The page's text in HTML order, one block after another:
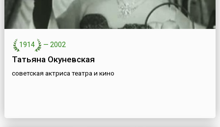
1914 — 2002
Татьяна Окуневская
советская актриса театра и кино